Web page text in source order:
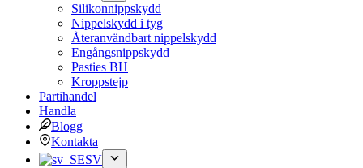
Silikonnippskydd
Nippelskydd i tyg
Återanvändbart nippelskydd
Engångsnippskydd
Pasties BH
Kroppstejp
Partihandel
Handla
Blogg
Kontakta
SV